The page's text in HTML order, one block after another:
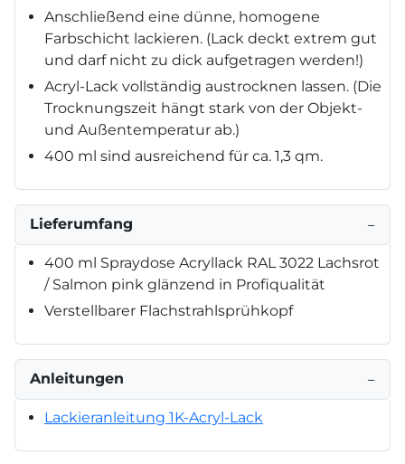
Anschließend eine dünne, homogene
Farbschicht lackieren. (Lack deckt extrem gut
und darf nicht zu dick aufgetragen werden!)
Acryl-Lack vollständig austrocknen lassen. (Die
Trocknungszeit hängt stark von der Objekt-
und Außentemperatur ab.)
400 ml sind ausreichend für ca. 1,3 qm.
Lieferumfang −
400 ml Spraydose Acryllack RAL 3022 Lachsrot
/ Salmon pink glänzend in Profiqualität
Verstellbarer Flachstrahlsprühkopf
Anleitungen −
Lackieranleitung 1K-Acryl-Lack